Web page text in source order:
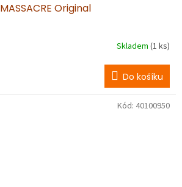
MASSACRE Original
Skladem (1 ks)
Do košíku
Kód: 40100950